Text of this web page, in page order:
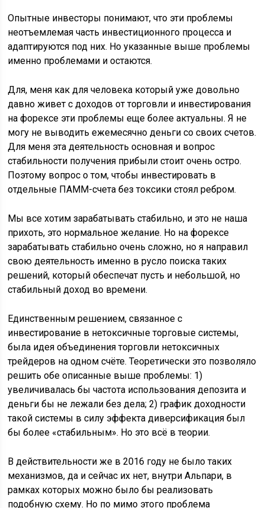
Опытные инвесторы понимают, что эти проблемы
неотъемлемая часть инвестиционного процесса и
адаптируются под них. Но указанные выше проблемы
именно проблемами и остаются.
Для, меня как для человека который уже довольно
давно живет с доходов от торговли и инвестирования
на форексе эти проблемы еще более актуальны. Я не
могу не выводить ежемесячно деньги со своих счетов.
Для меня эта деятельность основная и вопрос
стабильности получения прибыли стоит очень остро.
Поэтому вопрос о том, чтобы инвестировать в
отдельные ПАММ-счета без токсики стоял ребром.
Мы все хотим зарабатывать стабильно, и это не наша
прихоть, это нормальное желание. Но на форексе
зарабатывать стабильно очень сложно, но я направил
свою деятельность именно в русло поиска таких
решений, который обеспечат пусть и небольшой, но
стабильный доход во времени.
Единственным решением, связанное с
инвестирование в нетоксичные торговые системы,
была идея объединения торговли нетоксичных
трейдеров на одном счёте. Теоретически это позволяло
решить обе описанные выше проблемы: 1)
увеличивалась бы частота использования депозита и
деньги бы не лежали без дела; 2) график доходности
такой системы в силу эффекта диверсификация был
бы более «стабильным». Но это всё в теории.
В действительности же в 2016 году не было таких
механизмов, да и сейчас их нет, внутри Альпари, в
рамках которых можно было бы реализовать
подобную схему. Но по мимо этого проблема